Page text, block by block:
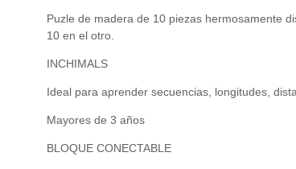
Puzle de madera de 10 piezas hermosamente
10 en el otro.
INCHIMALS
Ideal para aprender secuencias, longitudes,
Mayores de 3 años
BLOQUE CONECTABLE